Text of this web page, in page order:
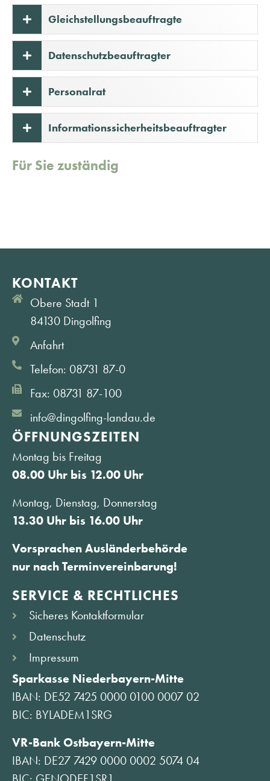
Gleichstellungsbeauftragte
Datenschutzbeauftragter
Personalrat
Informationssicherheitsbeauftragter
Für Sie zuständig
KONTAKT
Obere Stadt 1
84130 Dingolfing
Anfahrt
Telefon: 08731 87-0
Fax: 08731 87-100
info@dingolfing-landau.de
ÖFFNUNGS­ZEITEN
Montag bis Freitag
08.00 Uhr bis 12.00 Uhr
Montag, Dienstag, Donnerstag
13.30 Uhr bis 16.00 Uhr
Vorsprachen Ausländerbehörde
nur nach Terminvereinbarung!
SERVICE & RECHTLICHES
Sicheres Kontaktformular
Datenschutz
Impressum
Sparkasse Niederbayern-Mitte
IBAN: DE52 7425 0000 0100 0007 02
BIC: BYLADEM1SRG
VR-Bank Ostbayern-Mitte
IBAN: DE27 7429 0000 0002 5074 04